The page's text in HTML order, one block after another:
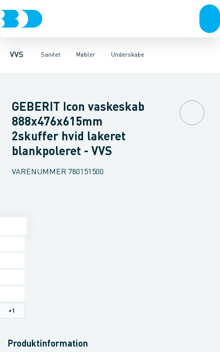
VVS Sanitet
Rør & fittingsPressfittings & rørKuglehaner & ventiler
Møbler
Toiletter, sæder og cisterner VaskeArmaturer
Underskabe
Møbelsæt & pakkerUnderskabeHøjskabe
GEBERIT Icon vaskeskab
888x476x615mm
2skuffer hvid lakeret
blankpoleret - VVS
VARENUMMER 780151500
+1
Produktinformation